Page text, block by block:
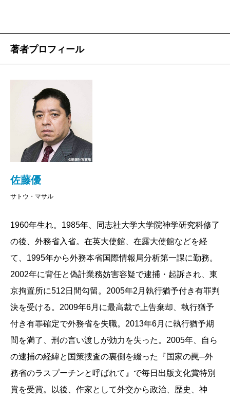
身のために、一部の構成員に責任を負わせて切ること
会社の新契約の事務部門にいた。生命保険というのは
文字通り命に値段を付ける商品であるため、怪しい契
約、ヤバそうな契約、というのがしばしば紛れこんで
くる。なので、違和感を覚えたものやイレギュラーな
ものがあったら、その場で報告せよ。要は観察眼を磨
き、異状を感じたらすぐに上に上げて、公の話題にし
ろ、と繰り返し言われたのである。
で、転職してからも、私がいちばん軽蔑したのは「責
任の範囲」が分からない人だった。たとえば、外の人
に対して「うちのバイトが無能でミスしたんで」と言
い訳する人とか、ばっちり決裁印を押しているくせに
「知らない」「覚えてない」と白ばっくれる人とか、
「なんでも相談してね」と言っておいて、結局「部下
の失敗は部下のもの、部下の成功は私のもの」にする
人とか。
本書を一読して、これは「責任」についての話だ
な、と思った。
考えてみると、今くらい、世界中で「責任」が話題
著者プロフィール
佐藤優
サトウ・マサル
1960年生れ。1985年、同志社大学大学院神学研究科修了
の後、外務省入省。在英大使館、在露大使館などを経
て、1995年から外務本省国際情報局分析第一課に勤務。
2002年に背任と偽計業務妨害容疑で逮捕・起訴され、東
京拘置所に512日間勾留。2005年2月執行猶予付き有罪判
決を受ける。2009年6月に最高裁で上告棄却、執行猶予
付き有罪確定で外務省を失職。2013年6月に執行猶予期
間を満了、刑の言い渡しが効力を失った。2005年、自ら
の逮捕の経緯と国策捜査の裏側を綴った『国家の罠─外
務省のラスプーチンと呼ばれて』で毎日出版文化賞特別
賞を受賞。以後、作家として外交から政治、歴史、神